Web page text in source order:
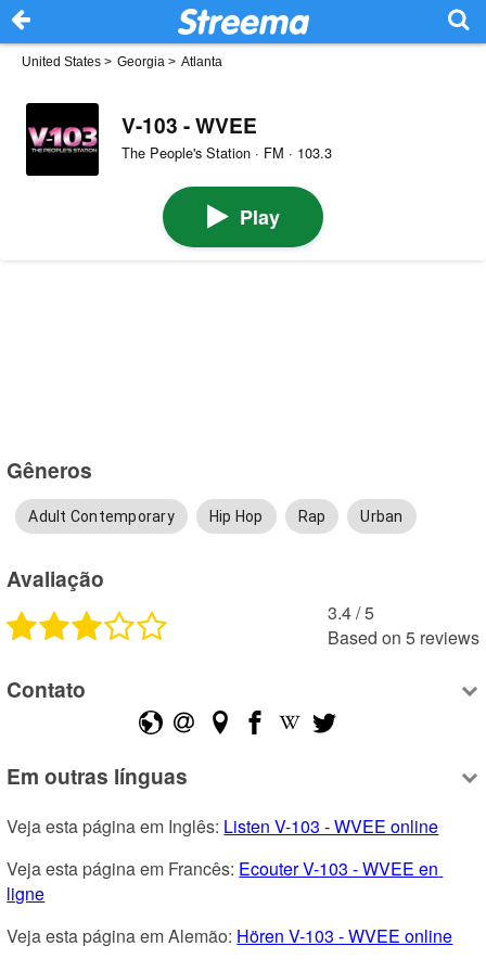
United States > Georgia > Atlanta
V-103 - WVEE
The People's Station · FM · 103.3
Play
Gêneros
Adult Contemporary Hip Hop Rap Urban
Avaliação
3.4 /5
Based on 5 reviews
Contato
Em outras línguas
Veja esta página em Inglês: Listen V-103 - WVEE online
Veja esta página em Francês: Ecouter V-103 - WVEE en
ligne
Veja esta página em Alemão: Hören V-103 - WVEE online